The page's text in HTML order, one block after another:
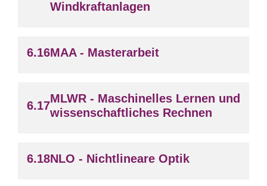
Windkraftanlagen
MAA - Masterarbeit
MLWR - Maschinelles Lernen und
wissenschaftliches Rechnen
NLO - Nichtlineare Optik